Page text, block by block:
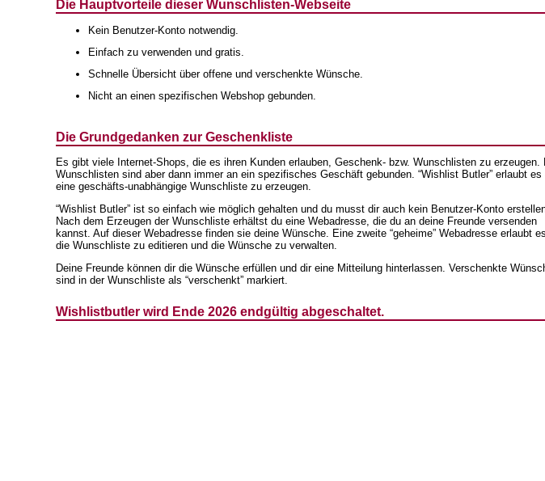
Die Hauptvorteile dieser Wunschlisten-Webseite
Kein Benutzer-Konto notwendig.
Einfach zu verwenden und gratis.
Schnelle Übersicht über offene und verschenkte Wünsche.
Nicht an einen spezifischen Webshop gebunden.
Die Grundgedanken zur Geschenkliste
Es gibt viele Internet-Shops, die es ihren Kunden erlauben, Geschenk- bzw. Wunschlisten zu erzeugen.
Wunschlisten sind aber dann immer an ein spezifisches Geschäft gebunden. “Wishlist Butler” erlaubt es
eine geschäfts-unabhängige Wunschliste zu erzeugen.
“Wishlist Butler” ist so einfach wie möglich gehalten und du musst dir auch kein Benutzer-Konto
Nach dem Erzeugen der Wunschliste erhältst du eine Webadresse, die du an deine Freunde versenden
kannst. Auf dieser Webadresse finden sie deine Wünsche. Eine zweite “geheime” Webadresse erlaubt
die Wunschliste zu editieren und die Wünsche zu verwalten.
Deine Freunde können dir die Wünsche erfüllen und dir eine Mitteilung hinterlassen. Verschenkte
sind in der Wunschliste als “verschenkt” markiert.
Wishlistbutler wird Ende 2026 endgültig abgeschaltet.